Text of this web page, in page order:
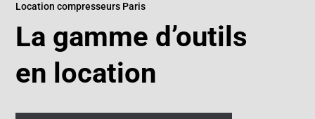
Location compresseurs Paris
La gamme d’outils
en location